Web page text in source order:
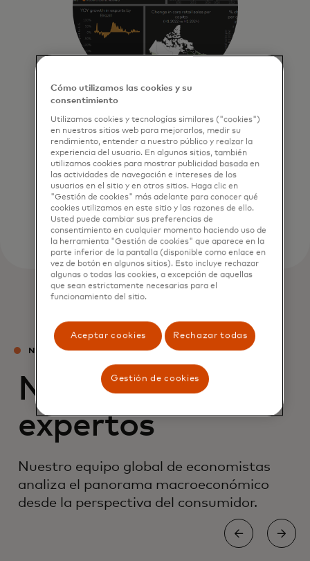
Información atractiva
Nos especializamos en llevar la
economía a diversas audiencias
globales con información oportuna
y procesable a través de nuestros
formatos interactivos.
NUESTRO EQUIPO
Nuestros
expertos
Nuestro equipo global de economistas
analiza el panorama macroeconómico
desde la perspectiva del consumidor.
Cómo utilizamos las cookies y su
consentimiento
Utilizamos cookies y tecnologías similares ("cookies")
en nuestros sitios web para mejorarlos, medir su
rendimiento, entender a nuestro público y realzar la
experiencia del usuario. En algunos sitios, también
utilizamos cookies para mostrar publicidad basada en
las actividades de navegación e intereses de los
usuarios en el sitio y en otros sitios. Haga clic en
"Gestión de cookies" más adelante para conocer qué
cookies utilizamos en este sitio y las razones de ello.
Usted puede cambiar sus preferencias de
consentimiento en cualquier momento haciendo uso de
la herramienta "Gestión de cookies" que aparece en la
parte inferior de la pantalla (disponible como enlace en
vez de botón en algunos sitios). Esto incluye rechazar
algunas o todas las cookies, a excepción de aquellas
que sean estrictamente necesarias para el
funcionamiento del sitio.
Aceptar cookies Rechazar todas
Gestión de cookies